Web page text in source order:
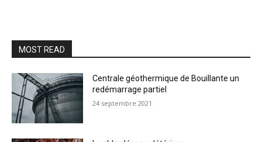
MOST READ
Centrale géothermique de Bouillante un
redémarrage partiel
24 septembre 2021